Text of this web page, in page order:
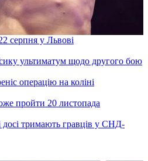
серпня у Львові
ультиматум щодо другого бою
операцію на коліні
пройти 20 листопада
досі тримають гравців у СНД-